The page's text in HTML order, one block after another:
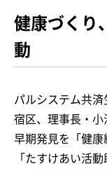
健康づくり
動
パルシステム共
宿区、理事長・小
早期発見を「健康
「たすけあい活